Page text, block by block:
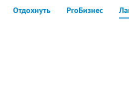
Отдохнуть ProБизнес